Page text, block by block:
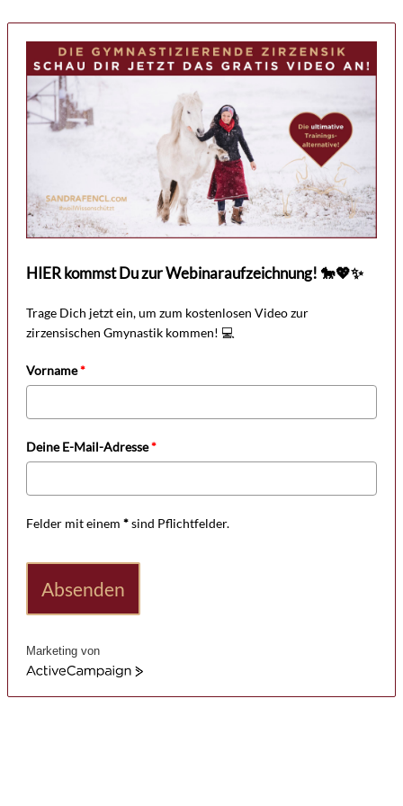
HIER kommst Du zur Webinaraufzeichnung! 🐎💖✨
Trage Dich jetzt ein, um zum kostenlosen Video zur
zirzensischen Gmynastik kommen! 💻
Vorname*
Deine E-Mail-Adresse*
Felder mit einem *sind Pflichtfelder.
Absenden
Marketing von
ActiveCampaign